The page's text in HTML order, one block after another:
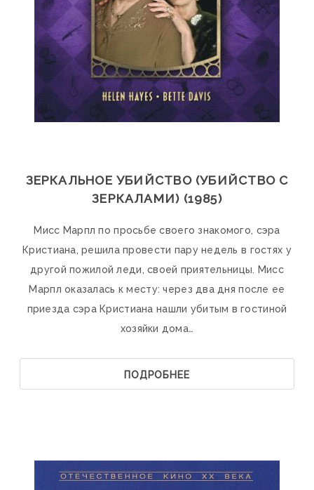
ЗЕРКАЛЬНОЕ УБИЙСТВО (УБИЙСТВО С
ЗЕРКАЛАМИ) (1985)
Мисс Марпл по просьбе своего знакомого, сэра
Кристиана, решила провести пару недель в гостях у
другой пожилой леди, своей приятельницы. Мисс
Марпл оказалась к месту: через два дня после ее
приезда сэра Кристиана нашли убитым в гостиной
хозяйки дома…
ПОДРОБНЕЕ